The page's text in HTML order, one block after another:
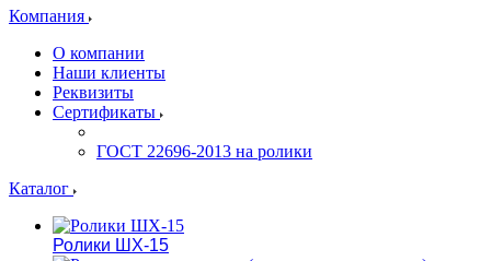
Компания
О компании
Наши клиенты
Реквизиты
Сертификаты
ГОСТ 22696-2013 на ролики
Каталог
Ролики ШХ-15